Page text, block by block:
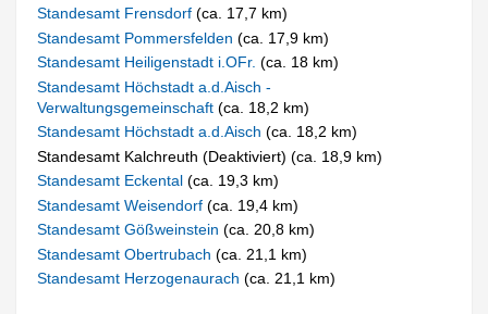
Standesamt Frensdorf(ca. 17,7 km)
Standesamt Pommersfelden(ca. 17,9 km)
Standesamt Heiligenstadt i.OFr.(ca. 18 km)
Standesamt Höchstadt a.d.Aisch -
Verwaltungsgemeinschaft(ca. 18,2 km)
Standesamt Höchstadt a.d.Aisch(ca. 18,2 km)
Standesamt Kalchreuth (Deaktiviert) (ca. 18,9 km)
Standesamt Eckental(ca. 19,3 km)
Standesamt Weisendorf(ca. 19,4 km)
Standesamt Gößweinstein(ca. 20,8 km)
Standesamt Obertrubach(ca. 21,1 km)
Standesamt Herzogenaurach(ca. 21,1 km)